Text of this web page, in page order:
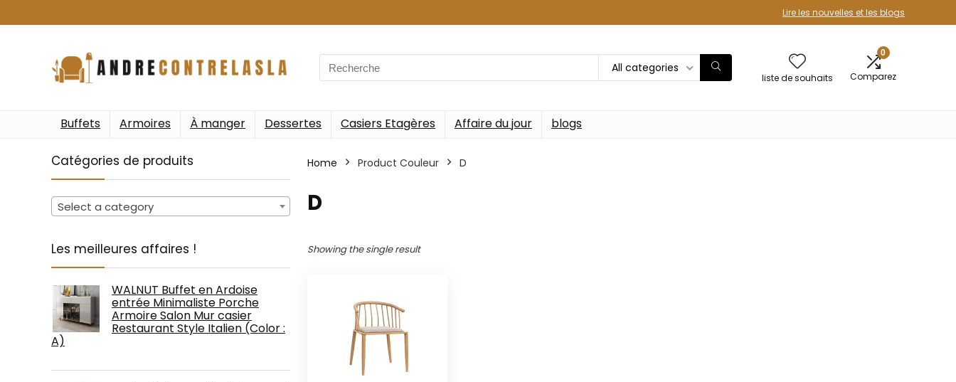
Lire les nouvelles et les blogs
Search
for:
All categories
liste de souhaits
0
Comparez
Buffets Armoires À manger Dessertes Casiers Etagères Affaire du jour blogs
Catégories de produits
Select a category
Les meilleures affaires !
WALNUT Buffet en Ardoise
entrée Minimaliste Porche
Armoire Salon Mur casier
Restaurant Style Italien (Color :
A)
Home Product Couleur ‎D
‎D
Showing the single result